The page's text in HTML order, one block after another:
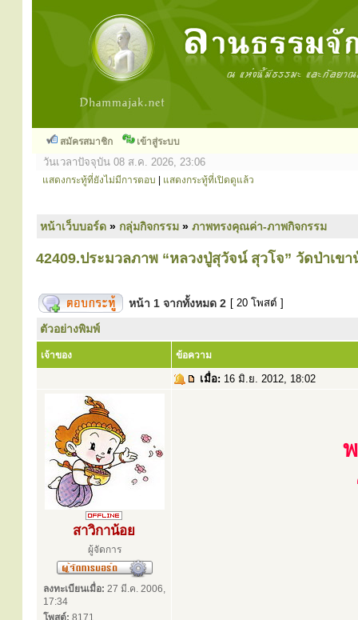
สมัครสมาชิก เข้าสู่ระบบ
วันเวลาปัจจุบัน 08 ส.ค. 2026, 23:06
แสดงกระทู้ที่ยังไม่มีการตอบ แสดงกระทู้ที่เปิดดูแล้ว
หน้าเว็บบอร์ด » กลุ่มกิจกรรม » ภาพทรงคุณค่า-ภาพกิจกรรม
42409.ประมวลภาพ “หลวงปู่สุวัจน์ สุวโจ” วัดป่าเข
หน้า 1 จากทั้งหมด 2 [ 20 โพสต์ ]
ตัวอย่างพิมพ์
เจ้าของ ข้อความ
เมื่อ: 16 มิ.ย. 2012, 18:02
สาวิกาน้อย
ผู้จัดการ
ลงทะเบียนเมื่อ: 27 มี.ค. 2006,
17:34
โพสต์: 8171